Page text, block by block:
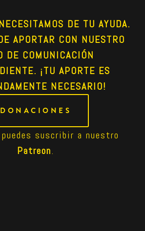
DE TU AYUDA.
APORTAR CON NUESTRO
DE COMUNICACIÓN
¡TU APORTE ES
NECESARIO!
DONACIONES
Patreon.